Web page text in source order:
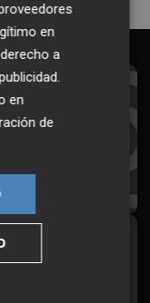
en tu email
medio
en
a
.
en
de